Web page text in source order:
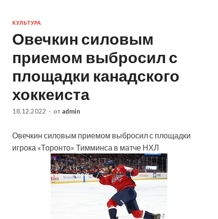
КУЛЬТУРА
Овечкин силовым
приемом выбросил с
площадки канадского
хоккеиста
18.12.2022 - от admin
Овечкин силовым приемом выбросил с площадки
игрока «Торонто» Тимминса в матче НХЛ